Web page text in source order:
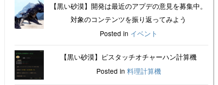
【黒い砂漠】開発は最近のアプデの意見を募集中。
対象のコンテンツを振り返ってみよう
Posted in イベント
【黒い砂漠】ピスタッチオチャーハン計算機
Posted in 料理計算機